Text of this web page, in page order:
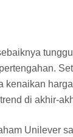
kenaikan
di akhir-
Unilever